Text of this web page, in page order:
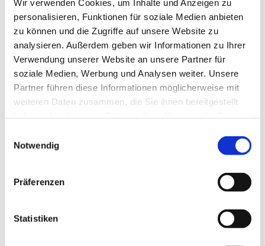
Wir verwenden Cookies, um Inhalte und Anzeigen zu
personalisieren, Funktionen für soziale Medien anbieten
zu können und die Zugriffe auf unsere Website zu
analysieren. Außerdem geben wir Informationen zu Ihrer
Verwendung unserer Website an unsere Partner für
soziale Medien, Werbung und Analysen weiter. Unsere
Partner führen diese Informationen möglicherweise mit
weiteren Daten zusammen, die Sie ihnen bereitgestellt
Notwendig
Präferenzen
Statistiken
müssen folgende Kriterien erfüllt sein:
Die Kinder dürfen im Zuge des
Infektionsgeschehens der Kita in dieser
Woche nicht erkrankt gewesen sein oder
Erkältungssymptome gehabt haben.
Am Montag dürfen die Kinder keine
Erkrankungs-Symptome jeglicher Schwere
Papier) über eine negative Testung des
Kindes zu Hause an die Erzieherin übergeben
Wir hoffen sehr, dass wir spätestens ab Mittwoch
dann wieder in den regulären Kita-Betrieb starten
können.